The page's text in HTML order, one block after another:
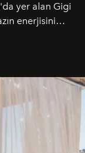
yer alan Gigi
enerjisini